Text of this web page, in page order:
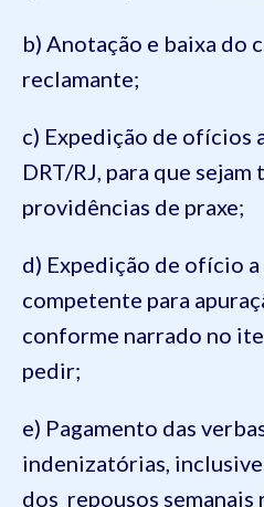
b) Anotação e baixa do
reclamante;
c) Expedição de ofícios
DRT/RJ, para que sejam
providências de praxe;
d) Expedição de ofício
competente para
conforme narrado no
pedir;
e) Pagamento das
indenizatórias,
dos repousos semanais